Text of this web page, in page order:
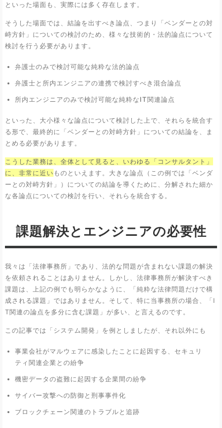
といった場面も、実際には多く存在します。
そうした場面では、結論を出すべき論点、つまり「ベンダーとの対
峙方針」についての検討のため、様々な技術的・法的論点について
検討を行う必要があります。
弁護士のみで検討可能な純粋な法的論点
弁護士と所内エンジニアの連携で検討すべき混合論点
所内エンジニアのみで検討可能な純粋なIT関連論点
といった、大小様々な論点について検討した上で、それらを統合す
る形で、最終的に「ベンダーとの対峙方針」についての結論を、ま
とめる必要があります。
こうした業務は、全体として見ると、いわゆる「コンサルタント」
に、非常に近いものといえます。大きな論点（この例では「ベンダ
ーとの対峙方針」）についての結論を導くために、分解された細か
な各論点についての検討を行い、それらを統合する。
課題解決とエンジニアの必要性
我々は「法律事務所」であり、法的な問題が含まれない課題の解決
を依頼されることはありません。しかし、法律事務所が解決すべき
課題は、上記の例でも明らかなように、「純粋な法律問題だけで構
成される課題」ではありません。そして、特に当事務所の場合、「I
T関連の論点を多分に含む課題」が多い、と言えるのです。
この記事では「システム開発」を例としましたが、それ以外にも
事業会社がマルウェアに感染したことに起因する、セキュリ
ティ関連企業との紛争
機密データの盗難に起因する企業間の紛争
サイバー攻撃への防御と刑事事件化
ブロックチェーン関連のトラブルと追跡